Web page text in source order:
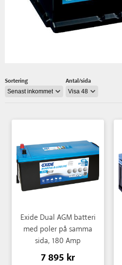
Sortering Antal/sida
Exide Dual AGM batteri
med poler på samma
sida, 180 Amp
7 895 kr